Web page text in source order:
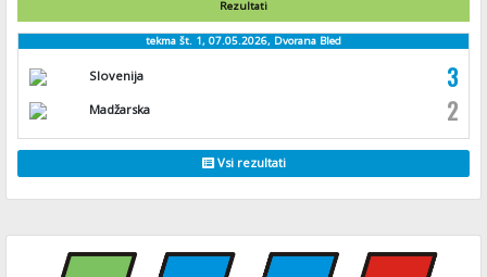
Rezultati
tekma št. 1, 07.05.2026, Dvorana Bled
Slovenija 3
Madžarska 2
Vsi rezultati